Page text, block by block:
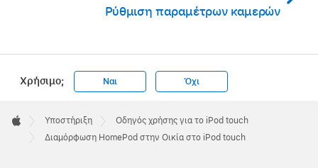
Ρύθμιση παραμέτρων καμερών
Χρήσιμο; Ναι Όχι
Footer

Apple
Υποστήριξη
Οδηγός χρήσης για το iPod touch
Διαμόρφωση HomePod στην Οικία στο iPod touch